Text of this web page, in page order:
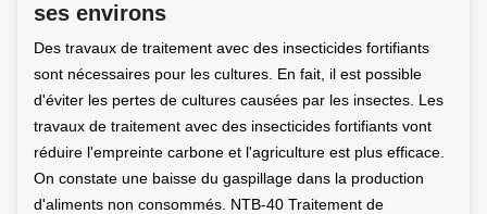
ses environs
Des travaux de traitement avec des insecticides fortifiants
sont nécessaires pour les cultures. En fait, il est possible
d'éviter les pertes de cultures causées par les insectes. Les
travaux de traitement avec des insecticides fortifiants vont
réduire l'empreinte carbone et l'agriculture est plus efficace.
On constate une baisse du gaspillage dans la production
d'aliments non consommés. NTB-40 Traitement de